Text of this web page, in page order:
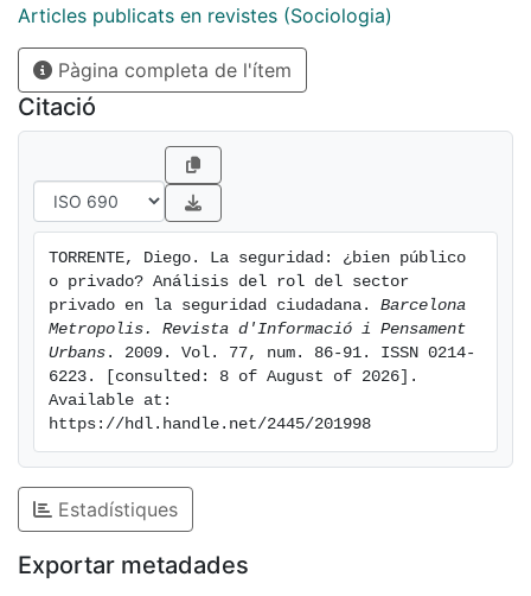
aportación de la seguridad privada a la solución de
problemas, así como las posibilidades y limitaciones
de su contribución a la seguridad ciudadana.
Articles publicats en revistes (Sociologia)
Pàgina completa de l'ítem
Citació
TORRENTE, Diego. La seguridad: ¿bien público
o privado? Análisis del rol del sector
privado en la seguridad ciudadana. Barcelona
Metropolis. Revista d'Informació i Pensament
Urbans . 2009. Vol. 77, num. 86-91. ISSN 0214-
6223. [consulted: 8 of August of 2026].
Available at:
https://hdl.handle.net/2445/201998
Estadístiques
Exportar metadades